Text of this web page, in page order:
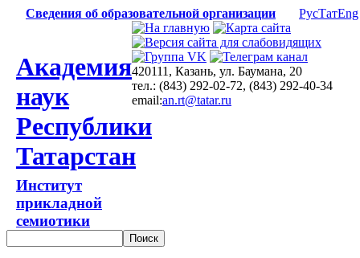
Сведения об образовательной организации РусТатEng
Академия
наук
Республики
Татарстан
Институт
прикладной
семиотики
420111, Казань, ул. Баумана, 20
тел.: (843) 292-02-72, (843) 292-40-34
email:an.rt@tatar.ru